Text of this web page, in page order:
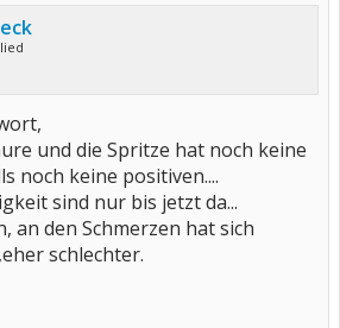
und die Spritze hat noch keine
noch keine positiven....
sind nur bis jetzt da...
an den Schmerzen hat sich
schlechter.